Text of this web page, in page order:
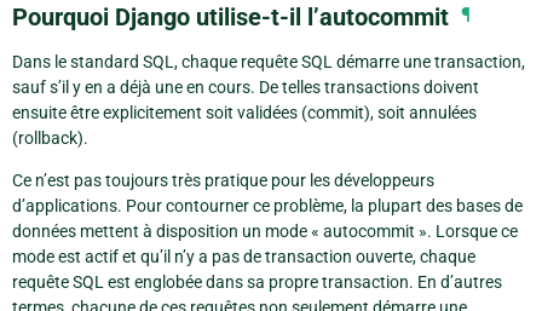
Pourquoi Django utilise-t-il l’autocommit ¶
Dans le standard SQL, chaque requête SQL démarre une transaction,
sauf s’il y en a déjà une en cours. De telles transactions doivent
ensuite être explicitement soit validées (commit), soit annulées
(rollback).
Ce n’est pas toujours très pratique pour les développeurs
d’applications. Pour contourner ce problème, la plupart des bases de
données mettent à disposition un mode « autocommit ». Lorsque ce
mode est actif et qu’il n’y a pas de transaction ouverte, chaque
requête SQL est englobée dans sa propre transaction. En d’autres
termes, chacune de ces requêtes non seulement démarre une